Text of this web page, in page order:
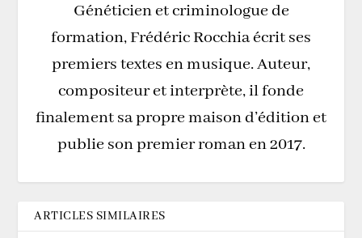
Généticien et criminologue de
formation, Frédéric Rocchia écrit ses
premiers textes en musique. Auteur,
compositeur et interprète, il fonde
finalement sa propre maison d’édition et
publie son premier roman en 2017.
ARTICLES SIMILAIRES